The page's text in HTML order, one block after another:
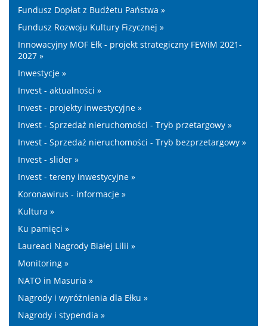
Fundusz Dopłat z Budżetu Państwa »
Fundusz Rozwoju Kultury Fizycznej »
Innowacyjny MOF Ełk - projekt strategiczny FEWiM 2021-
2027 »
Inwestycje »
Invest - aktualności »
Invest - projekty inwestycyjne »
Invest - Sprzedaż nieruchomości - Tryb przetargowy »
Invest - Sprzedaż nieruchomości - Tryb bezprzetargowy »
Invest - slider »
Invest - tereny inwestycyjne »
Koronawirus - informacje »
Kultura »
Ku pamięci »
Laureaci Nagrody Białej Lilii »
Monitoring »
NATO in Masuria »
Nagrody i wyróżnienia dla Ełku »
Nagrody i stypendia »